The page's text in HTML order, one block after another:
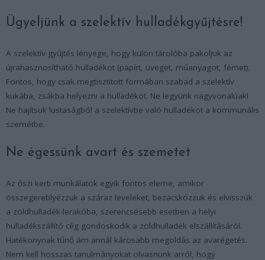
Ügyeljünk a szelektív hulladékgyűjtésre!
A szelektív gyűjtés lényege, hogy külön tárolóba pakoljuk az
újrahasznosítható hulladékot (papírt, üveget, műanyagot, fémet).
Fontos, hogy csak megtisztított formában szabad a szelektív
kukába, zsákba helyezni a hulladékot. Ne legyünk nagyvonalúak!
Ne hajítsuk lustaságból a szelektívbe való hulladékot a kommunális
szemétbe.
Ne égessünk avart és szemetet
Az őszi kerti munkálatok egyik fontos eleme, amikor
összegereblyézzük a száraz leveleket, bezacskózzuk és elvisszük
a zöldhulladék-lerakóba, szerencsésebb esetben a helyi
hulladékszállító cég gondoskodik a zöldhulladék elszállításáról.
Hatékonynak tűnő ám annál károsabb megoldás az avarégetés.
Nem kell hosszas tanulmányokat olvasnunk arról, hogy